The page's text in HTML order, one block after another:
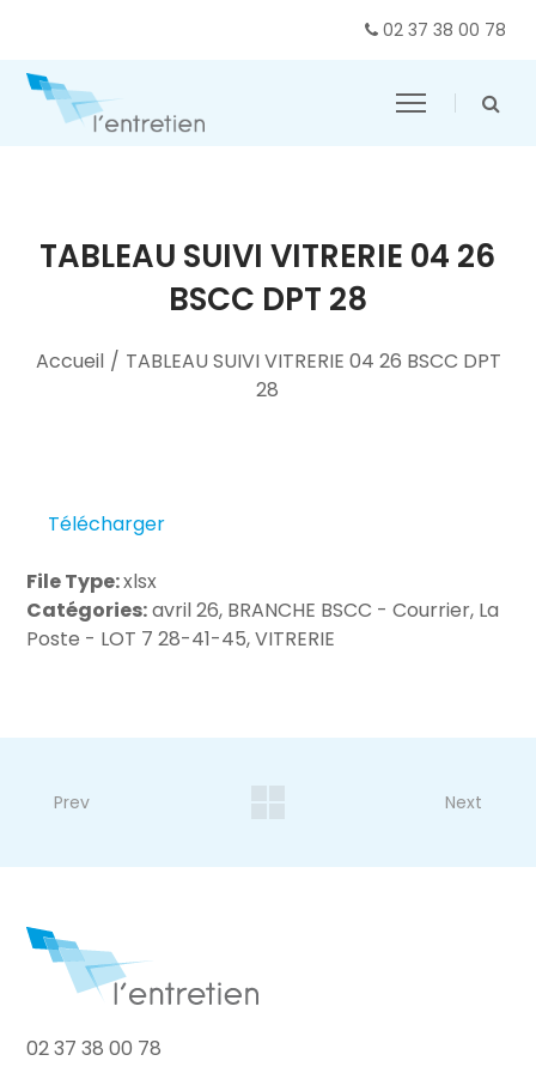
02 37 38 00 78
TABLEAU SUIVI VITRERIE 04 26
BSCC DPT 28
Accueil / TABLEAU SUIVI VITRERIE 04 26 BSCC DPT
28
Télécharger
File Type:xlsx
Catégories:avril 26, BRANCHE BSCC - Courrier, La
Poste - LOT 7 28-41-45, VITRERIE
Prev Next
02 37 38 00 78